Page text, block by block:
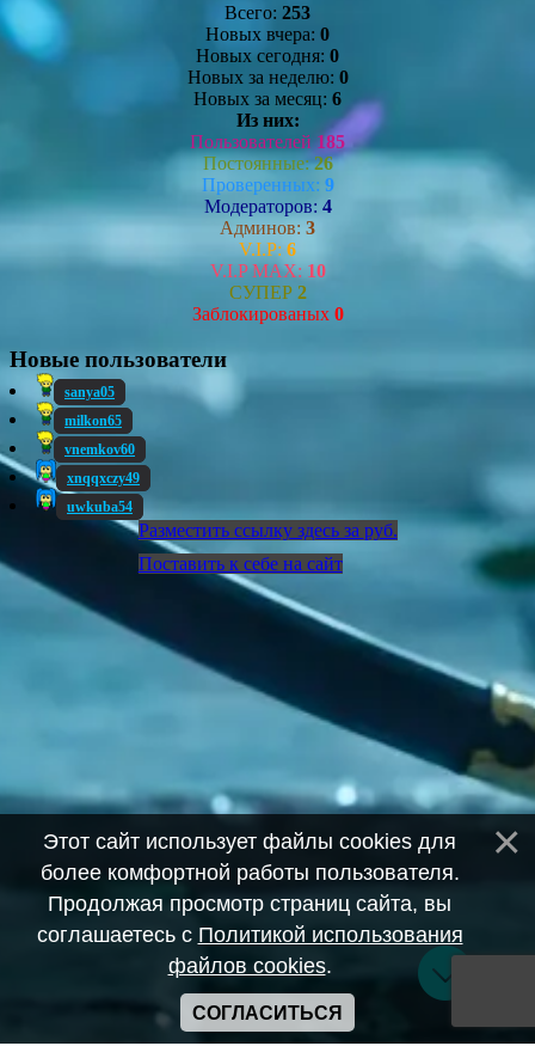
Всего: 253
Новых вчера: 0
Новых сегодня: 0
Новых за неделю: 0
Новых за месяц: 6
Из них:
Пользователей185
Постоянные:26
Проверенных: 9
Модераторов: 4
Админов: 3
V.I.P: 6
V.I.P MAX: 10
СУПЕР 2
Заблокированых 0
Новые пользователи
sanya05
milkon65
vnemkov60
xnqqxczy49
uwkuba54
Разместить ссылку здесь за руб.
Поставить к себе на сайт
Этот сайт использует файлы cookies для
более комфортной работы пользователя.
Продолжая просмотр страниц сайта, вы
соглашаетесь с Политикой использования
файлов cookies.
СОГЛАСИТЬСЯ